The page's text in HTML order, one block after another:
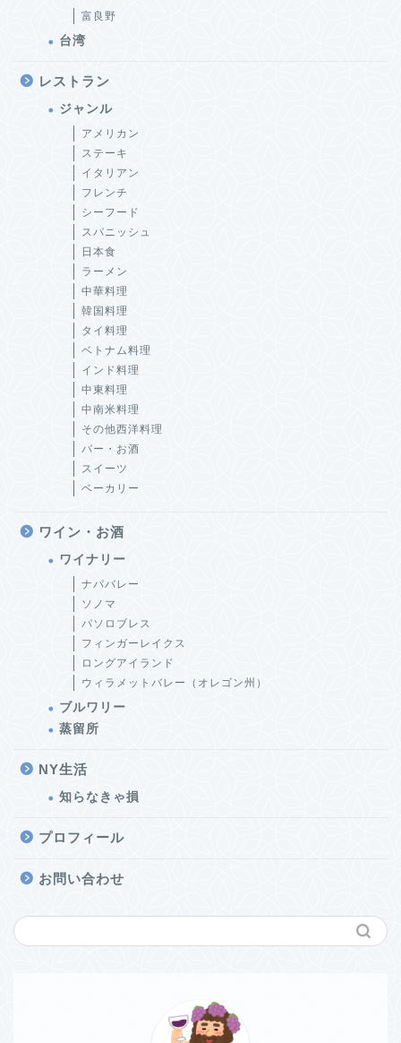
富良野
台湾
レストラン
ジャンル
アメリカン
ステーキ
イタリアン
フレンチ
シーフード
スパニッシュ
日本食
ラーメン
中華料理
韓国料理
タイ料理
ベトナム料理
インド料理
中東料理
中南米料理
その他西洋料理
バー・お酒
スイーツ
ベーカリー
ワイン・お酒
ワイナリー
ナパバレー
ソノマ
パソロブレス
フィンガーレイクス
ロングアイランド
ウィラメットバレー（オレゴン州）
ブルワリー
蒸留所
NY生活
知らなきゃ損
プロフィール
お問い合わせ